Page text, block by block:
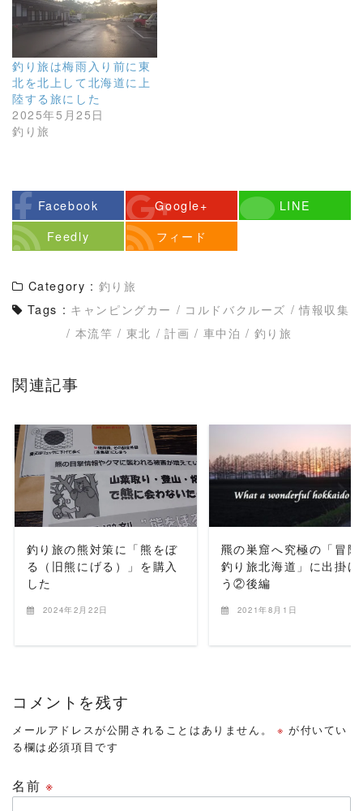
釣り旅は梅雨入り前に東
北を北上して北海道に上
陸する旅にした
2025年5月25日
釣り旅
Facebook Google+
LINE
Feedly
フィード
Category : 釣り旅
Tags : キャンピングカー / コルドバクルーズ / 情報収集
/ 本流竿 / 東北 / 計画 / 車中泊 / 釣り旅
関連記事
READ MORE
釣り旅の熊対策に「熊をぼ
る（旧熊にげる）」を購入
した
2024年2月22日
READ MORE
羆の巣窟へ究極の「冒険
釣り旅北海道」に出掛け
う②後編
2021年8月1日
コメントを残す
メールアドレスが公開されることはありません。 ※ が付いてい
る欄は必須項目です
名前 ※